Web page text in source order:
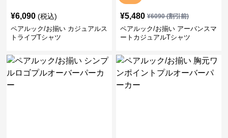
¥6,090 (税込)
ペアルック/お揃い カジュアルス
トライプTシャツ
¥5,480 ¥6090(割引前)
ペアルック/お揃い アーバンスマ
ートカジュアルTシャツ